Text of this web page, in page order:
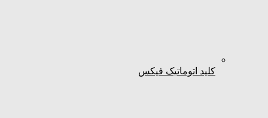
کلید اتوماتیک فیکس